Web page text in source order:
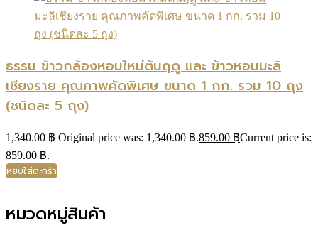
ธรรม ข้าวกล้องหอมใหม่ต้นฤดู และ ข้าวหอมมะลิ
เชียงราย คุณภาพคัดพิเศษ ขนาด 1 กก. รวม 10 ถุง
(ชนิดละ 5 ถุง)
1,340.00฿ Original price was: 1,340.00 ฿.859.00 ฿Current price is:
859.00 ฿.
หยิบใส่ตะกร้า
หมวดหมู่สินค้า